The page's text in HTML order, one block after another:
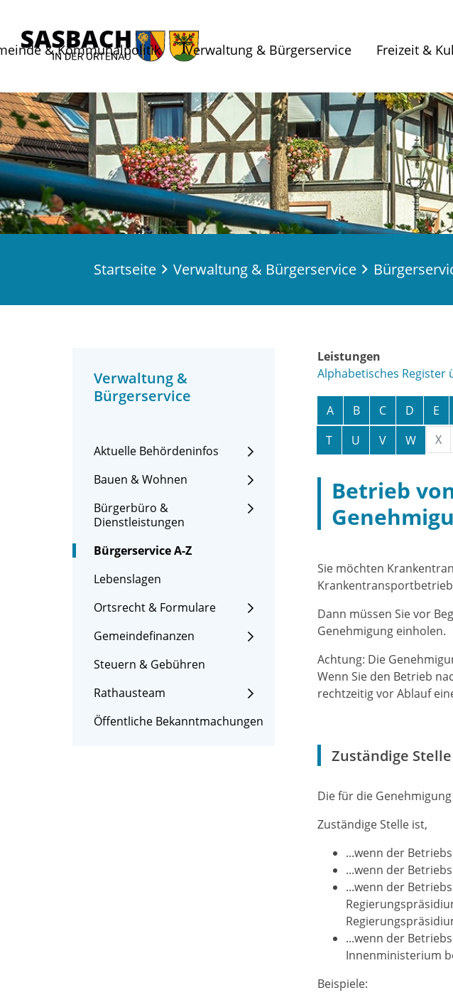
& Kommunalpolitik Verwaltung & Bürgerservice Freizeit &
Startseite Verwaltung & Bürgerservice
Verwaltung &
Bürgerservice
Aktuelle Behördeninfos
Bauen & Wohnen
Bürgerbüro &
Dienstleistungen
Bürgerservice A-Z
Lebenslagen
Ortsrecht & Formulare
Gemeindefinanzen
Steuern & Gebühren
Rathausteam
Öffentliche Bekanntmachungen
Leistungen
Alphabetisches Register
A B C D E
T
U V W X
Betrieb
Sie möchten
Dann müssen Sie vor
Genehmigung einholen.
Achtung: Die
Wenn Sie den Betrieb
rechtzeitig vor Ablauf
Zuständige Stelle
Die für die
Zuständige Stelle ist,
...wenn der
...wenn der
...wenn der
...wenn der
Innenministerium
Beispiele: